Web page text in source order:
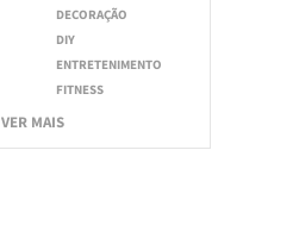
DECORAÇÃO
DIY
ENTRETENIMENTO
FITNESS
VER MAIS